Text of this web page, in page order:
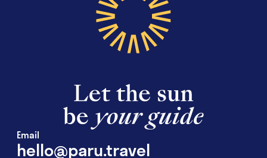
Email
hello@paru.travel